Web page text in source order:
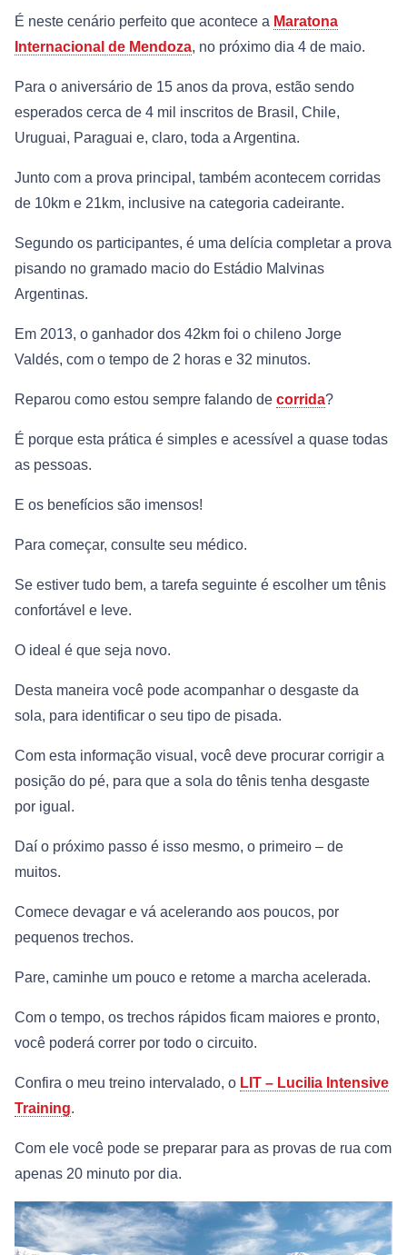
É neste cenário perfeito que acontece a Maratona
Internacional de Mendoza, no próximo dia 4 de maio.
Para o aniversário de 15 anos da prova, estão sendo
esperados cerca de 4 mil inscritos de Brasil, Chile,
Uruguai, Paraguai e, claro, toda a Argentina.
Junto com a prova principal, também acontecem corridas
de 10km e 21km, inclusive na categoria cadeirante.
Segundo os participantes, é uma delícia completar a prova
pisando no gramado macio do Estádio Malvinas
Argentinas.
Em 2013, o ganhador dos 42km foi o chileno Jorge
Valdés, com o tempo de 2 horas e 32 minutos.
Reparou como estou sempre falando de corrida?
É porque esta prática é simples e acessível a quase todas
as pessoas.
E os benefícios são imensos!
Para começar, consulte seu médico.
Se estiver tudo bem, a tarefa seguinte é escolher um tênis
confortável e leve.
O ideal é que seja novo.
Desta maneira você pode acompanhar o desgaste da
sola, para identificar o seu tipo de pisada.
Com esta informação visual, você deve procurar corrigir a
posição do pé, para que a sola do tênis tenha desgaste
por igual.
Daí o próximo passo é isso mesmo, o primeiro – de
muitos.
Comece devagar e vá acelerando aos poucos, por
pequenos trechos.
Pare, caminhe um pouco e retome a marcha acelerada.
Com o tempo, os trechos rápidos ficam maiores e pronto,
você poderá correr por todo o circuito.
Confira o meu treino intervalado, o LIT – Lucilia Intensive
Training.
Com ele você pode se preparar para as provas de rua com
apenas 20 minuto por dia.